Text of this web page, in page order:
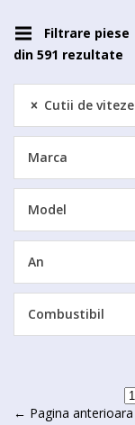
Filtrare piese
din 591 rezultate
Cutii de viteze
Marca
Model
An
Combustibil
← Pagina anterioara